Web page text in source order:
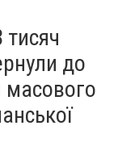
до
масового